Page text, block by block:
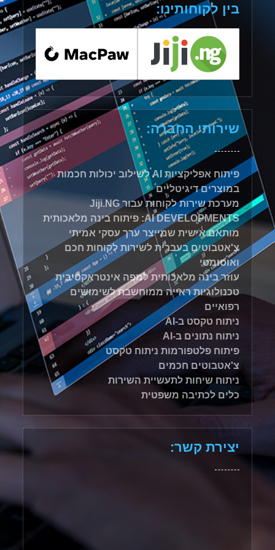
בין לקוחותינו:
שירותי החברה:
פיתוח אפליקציות AI לשילוב יכולות חכמות
במוצרים דיגיטליים
מערכת שירות לקוחות עבור Jiji.NG
AI DEVELOPMENTS: פיתוח בינה מלאכותית
מותאם אישית שמייצר ערך עסקי אמיתי
צ'אטבוטים בעברית לשירות לקוחות חכם
ואוטומטי
עוזר בינה מלאכותית למפה אינטראקטיבית
טכנולוגיות ראייה ממוחשבת לשימושים
רפואיים
ניתוח טקסט ב-AI
ניתוח נתונים ב-AI
פיתוח פלטפורמות ניתוח טקסט
צ'אטבוטים חכמים
ניתוח שיחות לתעשיית השירות
כלים לכתיבה משפטית
יצירת קשר: